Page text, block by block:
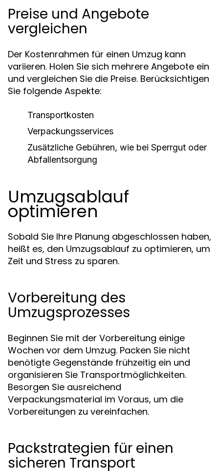
Preise und Angebote
vergleichen
Der Kostenrahmen für einen Umzug kann
variieren. Holen Sie sich mehrere Angebote ein
und vergleichen Sie die Preise. Berücksichtigen
Sie folgende Aspekte:
Transportkosten
Verpackungsservices
Zusätzliche Gebühren, wie bei Sperrgut oder
Abfallentsorgung
Umzugsablauf
optimieren
Sobald Sie Ihre Planung abgeschlossen haben,
heißt es, den Umzugsablauf zu optimieren, um
Zeit und Stress zu sparen.
Vorbereitung des
Umzugsprozesses
Beginnen Sie mit der Vorbereitung einige
Wochen vor dem Umzug. Packen Sie nicht
benötigte Gegenstände frühzeitig ein und
organisieren Sie Transportmöglichkeiten.
Besorgen Sie ausreichend
Verpackungsmaterial im Voraus, um die
Vorbereitungen zu vereinfachen.
Packstrategien für einen
sicheren Transport